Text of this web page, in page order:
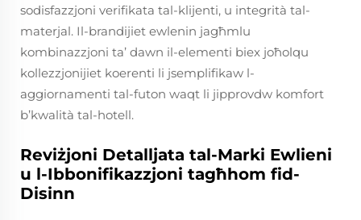
sodisfazzjoni verifikata tal-klijenti, u integrità tal-
materjal. Il-brandijiet ewlenin jagħmlu
kombinazzjoni ta’ dawn il-elementi biex joħolqu
kollezzjonijiet koerenti li jsemplifikaw l-
aggiornamenti tal-futon waqt li jipprovdw komfort
b’kwalità tal-hotell.
Reviżjoni Detalljata tal-Marki Ewlieni
u l-Ibbonifikazzjoni tagħhom fid-
Disinn